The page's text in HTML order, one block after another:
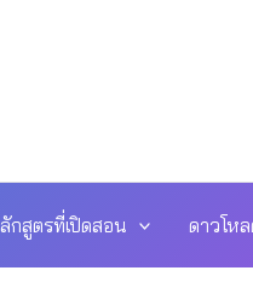
กสูตรที่เปิดสอน ดาวโห